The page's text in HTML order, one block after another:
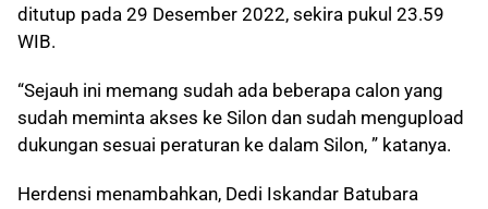
ditutup pada 29 Desember 2022, sekira pukul 23.59
WIB.
“Sejauh ini memang sudah ada beberapa calon yang
sudah meminta akses ke Silon dan sudah mengupload
dukungan sesuai peraturan ke dalam Silon, ” katanya.
Herdensi menambahkan, Dedi Iskandar Batubara